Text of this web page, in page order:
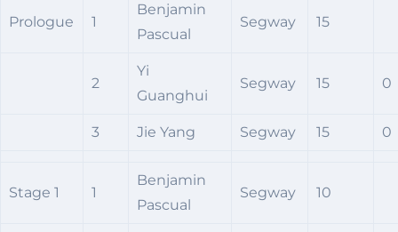
Prologue 1
Benjamin
Pascual
Segway 15
2
Yi
Guanghui
Segway 15 0
3 Jie Yang Segway 15 0
Stage 1 1
Benjamin
Pascual
Segway 10